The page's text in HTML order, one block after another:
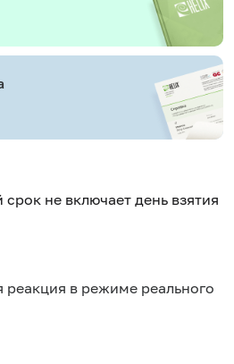
не включает день взятия
в режиме реального